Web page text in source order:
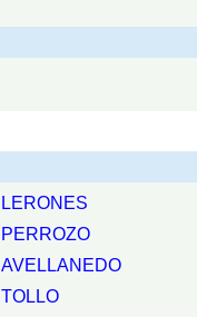
LERONES
PERROZO
AVELLANEDO
TOLLO